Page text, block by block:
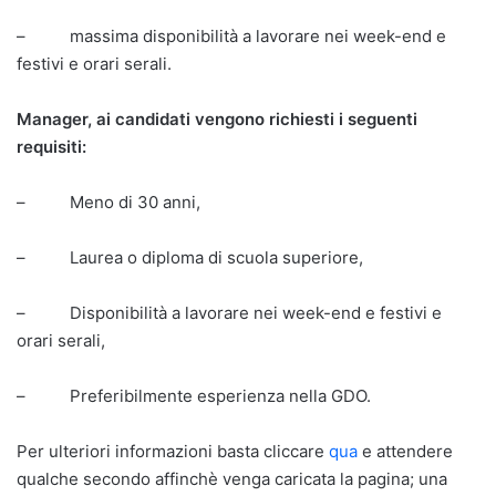
– massima disponibilità a lavorare nei week-end e
festivi e orari serali.
Manager, ai candidati vengono richiesti i seguenti
requisiti:
– Meno di 30 anni,
– Laurea o diploma di scuola superiore,
– Disponibilità a lavorare nei week-end e festivi e
orari serali,
– Preferibilmente esperienza nella GDO.
Per ulteriori informazioni basta cliccare qua e attendere
qualche secondo affinchè venga caricata la pagina; una